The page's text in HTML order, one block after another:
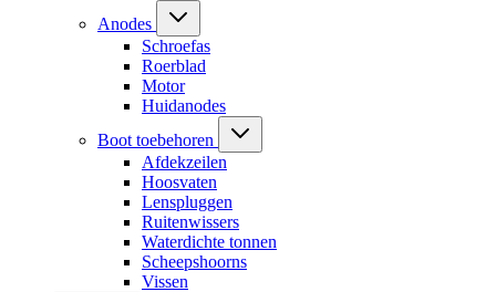
Anodes
Schroefas
Roerblad
Motor
Huidanodes
Boot toebehoren
Afdekzeilen
Hoosvaten
Lenspluggen
Ruitenwissers
Waterdichte tonnen
Scheepshoorns
Vissen